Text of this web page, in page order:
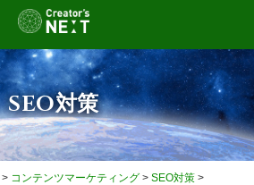
SEO対策
> コンテンツマーケティング >SEO対策 >